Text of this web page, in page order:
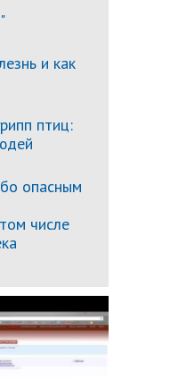
и как
птиц:
опасным
числе